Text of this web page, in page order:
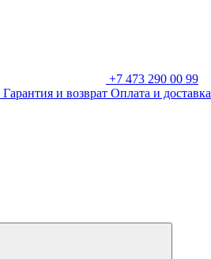
+7 473 290 00 99
Гарантия и возврат Оплата и доставка